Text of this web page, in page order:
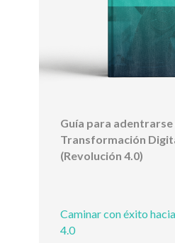
Guía para adentrarse
Transformación
(Revolución 4.0)
Caminar con éxito
4.0